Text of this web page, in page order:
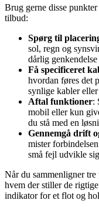
Brug gerne disse
tilbud:
Spørg til
sol, regn og
dårlig genkendelse
Få specificeret
hvordan føres det
synlige kabler
Aftal funktioner:
mobil eller kun
du stå med en
Gennemgå drift
mister
små fejl udvikle
Når du sammenligner
hvem der stiller de
indikator for et flot og